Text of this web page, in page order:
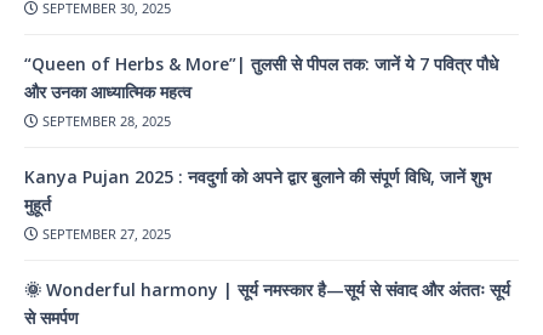
SEPTEMBER 30, 2025
“Queen of Herbs & More”| तुलसी से पीपल तक: जानें ये 7 पवित्र पौधे
और उनका आध्यात्मिक महत्व
SEPTEMBER 28, 2025
Kanya Pujan 2025 : नवदुर्गा को अपने द्वार बुलाने की संपूर्ण विधि, जानें शुभ
मुहूर्त
SEPTEMBER 27, 2025
🌞 Wonderful harmony | सूर्य नमस्कार है—सूर्य से संवाद और अंततः सूर्य
से समर्पण